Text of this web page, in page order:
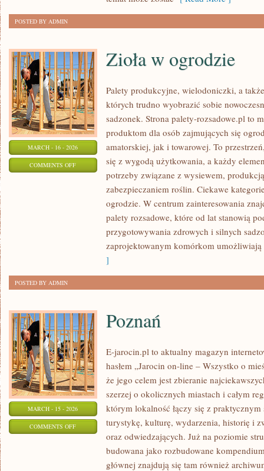
POSTED BY ADMIN
MARCH - 16 - 2026
COMMENTS OFFON
Zioła w ogrodzie
Palety produkcyjne, wielodoniczki, a
których trudno wyobrazić sobie
sadzonek. Strona palety-rozsadowe.pl to
produktom dla osób zajmujących się
amatorskiej, jak i towarowej. To
się z wygodą użytkowania, a każdy
potrzeby związane z wysiewem,
zabezpieczaniem roślin. Ciekawe
ogrodzie. W centrum zainteresowania
palety rozsadowe, które od lat stanowią
przygotowywania zdrowych i silnych
zaprojektowanym komórkom
]
POSTED BY ADMIN
MARCH - 15 - 2026
COMMENTS OFFON
Poznań
E-jarocin.pl to aktualny magazyn
hasłem „Jarocin on-line – Wszystko o
że jego celem jest zbieranie
szerzej o okolicznych miastach i całym
którym lokalność łączy się z
turystykę, kulturę, wydarzenia, historię i
oraz odwiedzających. Już na poziomie
budowana jako rozbudowane
głównej znajdują się tam również